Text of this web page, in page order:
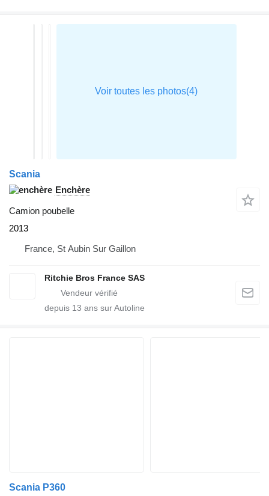
Scania
Enchère
Camion poubelle
2013
France, St Aubin Sur Gaillon
Ritchie Bros France SAS
depuis 13 ans sur Autoline
Scania P360